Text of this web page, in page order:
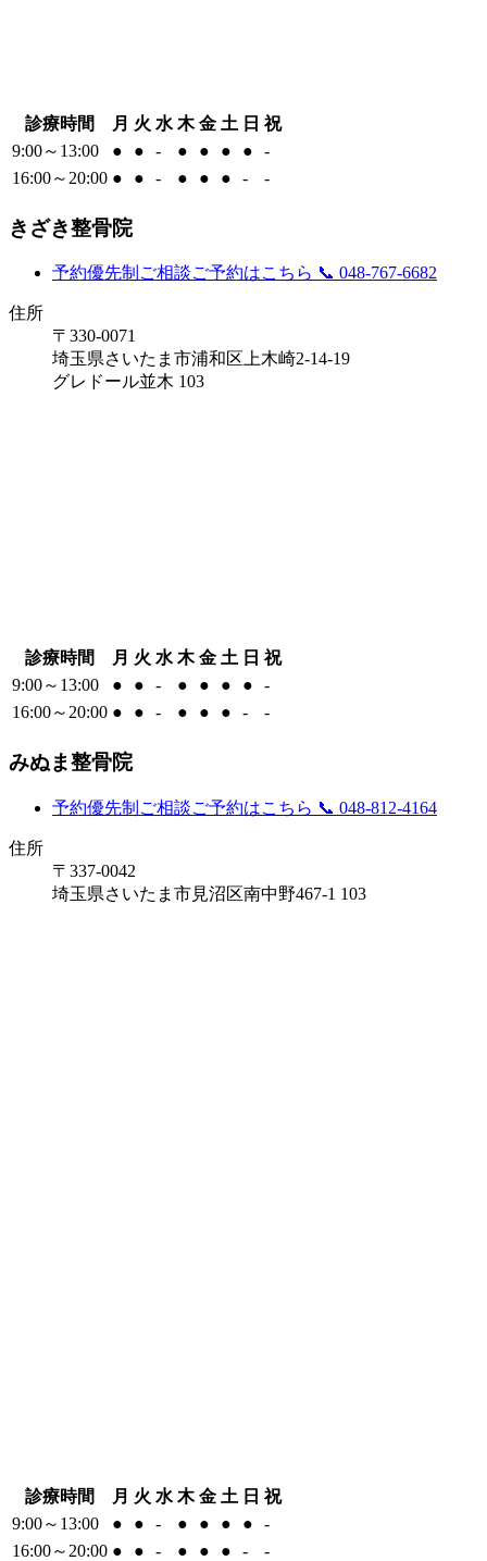
診療時間 月 火 水 木 金 土 日 祝
9:00～13:00
● ● - ● ● ● ●
-
16:00～20:00 ● ● - ● ● ● - -
きざき整骨院
予約優先制 ご相談ご予約はこちら 📞 048-767-6682
住所
〒330-0071
埼玉県さいたま市浦和区上木崎2-14-19
グレドール並木 103
診療時間 月 火 水 木 金 土 日 祝
9:00～13:00
● ● - ● ● ● ●
-
16:00～20:00 ● ● - ● ● ● - -
みぬま整骨院
予約優先制 ご相談ご予約はこちら 📞 048-812-4164
住所
〒337-0042
埼玉県さいたま市見沼区南中野467-1 103
診療時間 月 火 水 木 金 土 日 祝
9:00～13:00
● ● - ● ● ● ●
-
16:00～20:00 ● ● - ● ● ● - -